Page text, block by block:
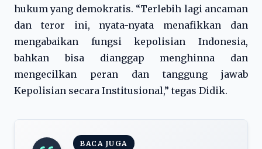
hukum yang demokratis. “Terlebih lagi ancaman
dan teror ini, nyata-nyata menafikkan dan
mengabaikan fungsi kepolisian Indonesia,
bahkan bisa dianggap menghinna dan
mengecilkan peran dan tanggung jawab
Kepolisian secara Institusional,” tegas Didik.
BACA JUGA